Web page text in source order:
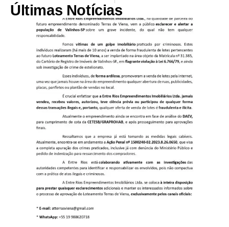
Últimas Notícias